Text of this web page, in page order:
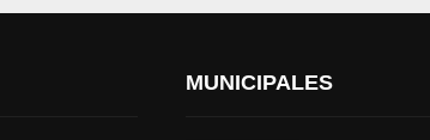
MUNICIPALES